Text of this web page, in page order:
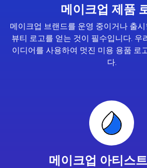
메이크업 제품
메이크업 브랜드를 운영 중이거나 출
뷰티 로고를 얻는 것이 필수입니다. 우
이디어를 사용하여 멋진 미용 용품 로
다.
메이크업 아티스